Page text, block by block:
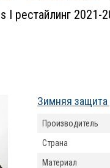
I рестайлинг 2021-
Зимняя защита
Производитель
Страна
Материал